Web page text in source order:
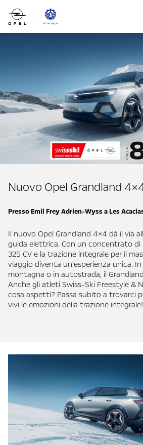
Nuovo Opel Grandland
Presso Emil Frey Adrien-Wyss a Les
Il nuovo Opel Grandland 4×4 dà il via
guida elettrica. Con un concentrato
325 CV e la trazione integrale per il
viaggio diventa un’esperienza unica.
montagna o in autostrada, il
Anche gli atleti Swiss-Ski Freestyle &
cosa aspetti? Passa subito a trovarci
vivi le emozioni della trazione integrale!